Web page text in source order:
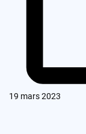
19 mars 2023